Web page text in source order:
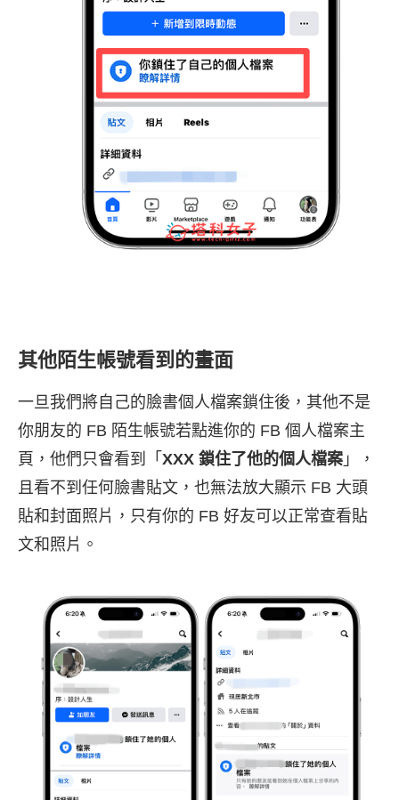
其他陌生帳號看到的畫面
一旦我們將自己的臉書個人檔案鎖住後，其他不是
你朋友的 FB 陌生帳號若點進你的 FB 個人檔案主
頁，他們只會看到「 XXX 鎖住了他的個人檔案 」，
且看不到任何臉書貼文，也無法放大顯示 FB 大頭
貼和封面照片，只有你的 FB 好友可以正常查看貼
文和照片。